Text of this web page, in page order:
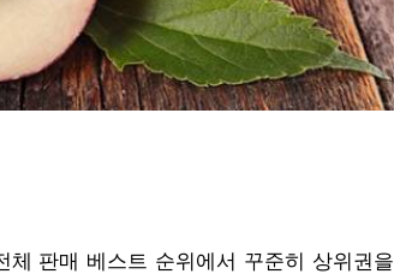
판매 베스트 순위에서 꾸준히 상위권을